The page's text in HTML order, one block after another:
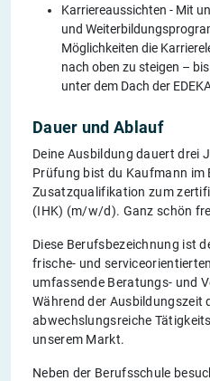
Karriereaussichten - Mit
und
Möglichkeiten die
nach oben zu steigen –
unter dem Dach der
Dauer und Ablauf
Deine Ausbildung dauert drei
Prüfung bist du Kaufmann im
Zusatzqualifikation zum
(IHK) (m/w/d). Ganz schön
Diese Berufsbezeichnung ist
frische- und
umfassende Beratungs- und
Während der Ausbildungszeit
abwechslungsreiche
unserem Markt.
Neben der Berufsschule